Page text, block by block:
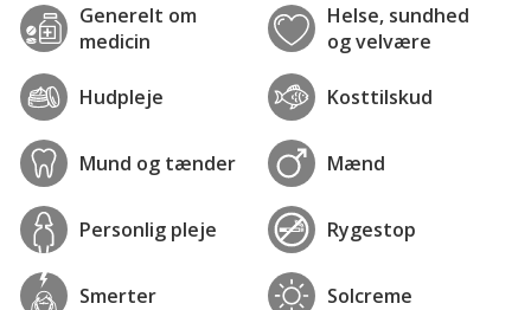
Generelt om
medicin
Helse, sundhed
og velvære
Hudpleje Kosttilskud
Mund og tænder Mænd
Personlig pleje Rygestop
Smerter Solcreme